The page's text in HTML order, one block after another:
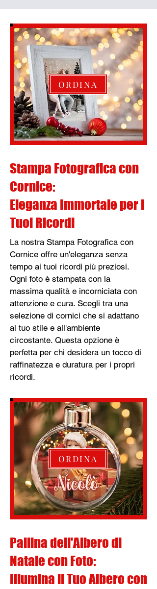
ORDINA
Stampa Fotografica con
Cornice:
Eleganza Immortale per i
Tuoi Ricordi
La nostra Stampa Fotografica con
Cornice offre un'eleganza senza
tempo ai tuoi ricordi più preziosi.
Ogni foto è stampata con la
massima qualità e incorniciata con
attenzione e cura. Scegli tra una
selezione di cornici che si adattano
al tuo stile e all'ambiente
circostante. Questa opzione è
perfetta per chi desidera un tocco di
raffinatezza e duratura per i propri
ricordi.
ORDINA
Pallina dell'Albero di
Natale con Foto:
Illumina il Tuo Albero con